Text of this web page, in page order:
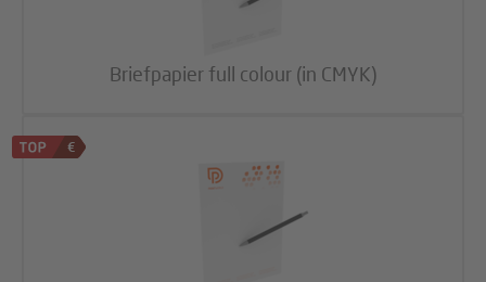
Briefpapier full colour (in CMYK)